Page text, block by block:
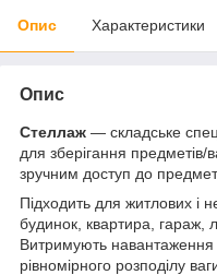
Опис Характеристики
Опис
Стеллаж — складське
для зберігання предметів/
зручним доступ до
Підходить для житлових і
будинок, квартира, гараж,
Витримують
рівномірного розподілу